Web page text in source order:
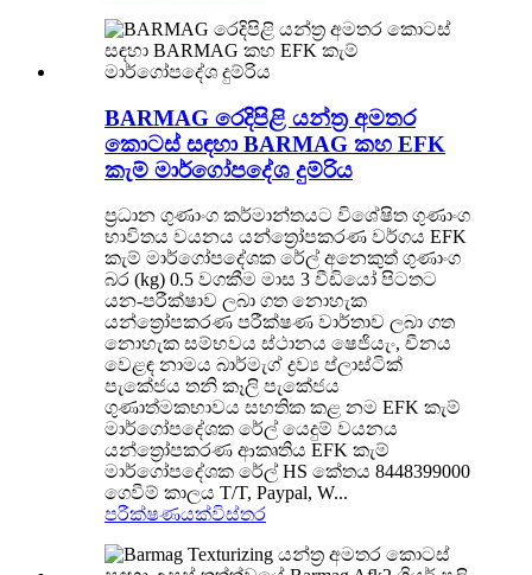
BARMAG රෙදිපිළි යන්ත්‍ර අමතර
කොටස් සඳහා BARMAG කහ EFK
කැම් මාර්ගෝපදේශ දුම්රිය
ප්‍රධාන ගුණාංග කර්මාන්තයට විශේෂිත ගුණාංග
භාවිතය වයනය යන්ත්‍රෝපකරණ වර්ගය EFK
කැම් මාර්ගෝපදේශක රේල් අනෙකුත් ගුණාංග
බර (kg) 0.5 වගකීම මාස 3 වීඩියෝ පිටතට
යන-පරීක්ෂාව ලබා ගත නොහැක
යන්ත්‍රෝපකරණ පරීක්ෂණ වාර්තාව ලබා ගත
නොහැක සම්භවය ස්ථානය ෂෙජියැං, චීනය
වෙළඳ නාමය බාර්මැග් ද්‍රව්‍ය ප්ලාස්ටික්
පැකේජය තනි කෑලි පැකේජය
ගුණාත්මකභාවය සහතික කළ නම EFK කැම්
මාර්ගෝපදේශක රේල් යෙදුම් වයනය
යන්ත්‍රෝපකරණ ආකෘතිය EFK කැම්
මාර්ගෝපදේශක රේල් HS කේතය 8448399000
ගෙවීම් කාලය T/T, Paypal, W...
පරීක්ෂණයක්විස්තර